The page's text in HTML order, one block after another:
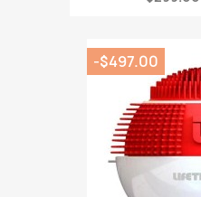
-$497.00